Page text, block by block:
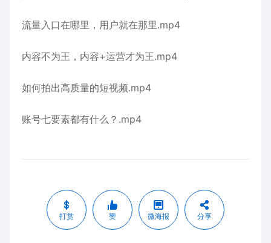
流量入口在哪里，用户就在那里.mp4
内容不为王，内容+运营才为王.mp4
如何拍出高质量的短视频.mp4
账号七要素都有什么？.mp4
打赏 赞 微海报 分享